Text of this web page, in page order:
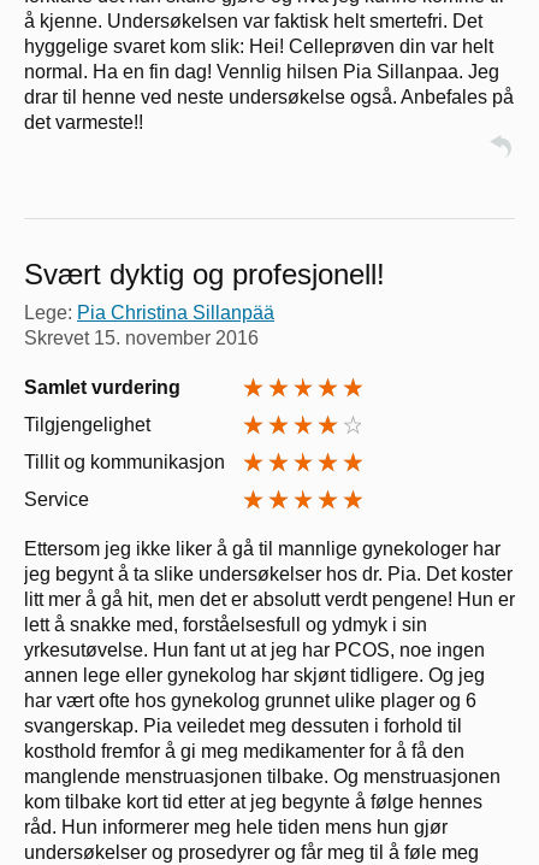
å kjenne. Undersøkelsen var faktisk helt smertefri. Det
hyggelige svaret kom slik: Hei! Celleprøven din var helt
normal. Ha en fin dag! Vennlig hilsen Pia Sillanpaa. Jeg
drar til henne ved neste undersøkelse også. Anbefales på
det varmeste!!
Svært dyktig og profesjonell!
Lege: Pia Christina Sillanpää
Skrevet 15. november 2016
Samlet vurdering
Tilgjengelighet
Tillit og kommunikasjon
Service
Ettersom jeg ikke liker å gå til mannlige gynekologer har
jeg begynt å ta slike undersøkelser hos dr. Pia. Det koster
litt mer å gå hit, men det er absolutt verdt pengene! Hun er
lett å snakke med, forståelsesfull og ydmyk i sin
yrkesutøvelse. Hun fant ut at jeg har PCOS, noe ingen
annen lege eller gynekolog har skjønt tidligere. Og jeg
har vært ofte hos gynekolog grunnet ulike plager og 6
svangerskap. Pia veiledet meg dessuten i forhold til
kosthold fremfor å gi meg medikamenter for å få den
manglende menstruasjonen tilbake. Og menstruasjonen
kom tilbake kort tid etter at jeg begynte å følge hennes
råd. Hun informerer meg hele tiden mens hun gjør
undersøkelser og prosedyrer og får meg til å føle meg